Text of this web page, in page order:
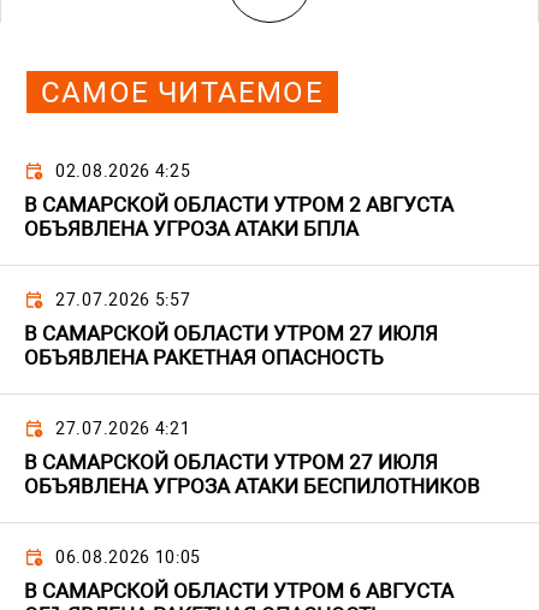
САМОЕ ЧИТАЕМОЕ
02.08.2026 4:25
В САМАРСКОЙ ОБЛАСТИ УТРОМ 2 АВГУСТА
ОБЪЯВЛЕНА УГРОЗА АТАКИ БПЛА
27.07.2026 5:57
В САМАРСКОЙ ОБЛАСТИ УТРОМ 27 ИЮЛЯ
ОБЪЯВЛЕНА РАКЕТНАЯ ОПАСНОСТЬ
27.07.2026 4:21
В САМАРСКОЙ ОБЛАСТИ УТРОМ 27 ИЮЛЯ
ОБЪЯВЛЕНА УГРОЗА АТАКИ БЕСПИЛОТНИКОВ
06.08.2026 10:05
В САМАРСКОЙ ОБЛАСТИ УТРОМ 6 АВГУСТА